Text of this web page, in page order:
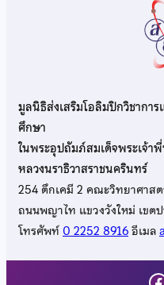
มูลนิธิส่งเสริมโอลิมปิกวิชากา
ศึกษา
ในพระอุปถัมภ์สมเด็จพระเจ้า
หลวงนราธิวาสราชนครินทร์
254 ตึกเคมี 2 คณะวิทยาศาส
ถนนพญาไท แขวงวังใหม่ เขต
โทรศัพท์0 2252 8916อีเมล